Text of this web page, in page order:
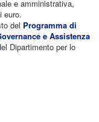
e amministrativa,
euro.
del Programma di
e Assistenza
Dipartimento per lo